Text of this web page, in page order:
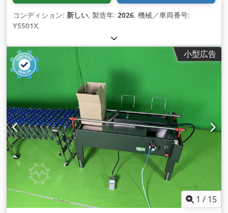
コンディション: 新しい, 製造年: 2026, 機械／車両番号:
YS501X,
小型広告
1 / 15